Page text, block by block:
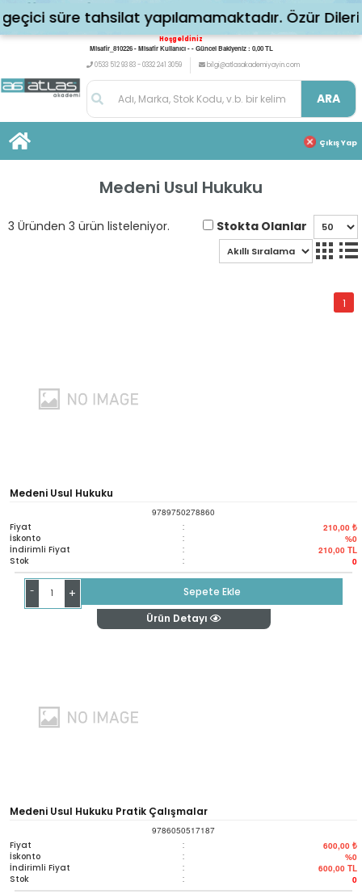
süre tahsilat yapılamamaktadır. Özür Dileriz
Hoşgeldiniz
Misafir_810226 - Misafir Kullanıcı - - Güncel Bakiyeniz : 0,00 TL
0533 512 93 83 - 0332 241 3059
bilgi@atlasakademiyayin.com
ARA
Çıkış Yap
Medeni Usul Hukuku
3 Üründen 3 ürün listeleniyor. Stokta Olanlar
1
Medeni Usul Hukuku
9789750278860
Fiyat : 210,00 ₺
İskonto : %0
İndirimli Fiyat : 210,00 TL
Stok : 0
- +
Sepete Ekle
Ürün Detayı
Medeni Usul Hukuku Pratik Çalışmalar
9786050517187
Fiyat : 600,00 ₺
İskonto : %0
İndirimli Fiyat : 600,00 TL
Stok : 0